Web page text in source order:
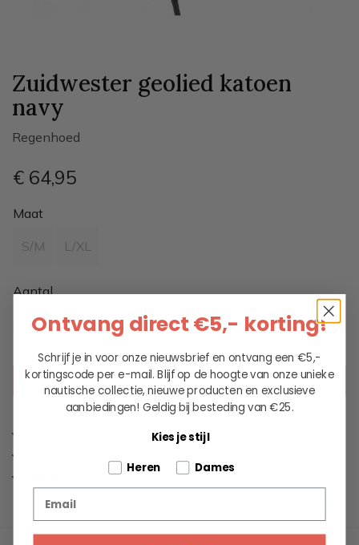
Zuidwester geolied katoen
navy
Regenhoed
€ 64,95
Maat
S/M L/XL
Aantal
KIES EEN OPTIE
Leveren binnen 2 werkdagen
Al 60+ jaar passie voor maritieme levensstijl
Ontvang direct €5,- korting!
Schrijf je in voor onze nieuwsbrief en ontvang een €5,-
kortingscode per e-mail. Blijf op de hoogte van onze unieke
nautische collectie, nieuwe producten en exclusieve
aanbiedingen! Geldig bij besteding van €25.
Kies je stijl
Tell us about your pets
Heren Dames